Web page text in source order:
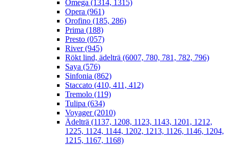
Omega (1314, 1315)
Opera (961)
Orofino (185, 286)
Prima (188)
Presto (057)
River (945)
Rökt lind, ädelträ (6007, 780, 781, 782, 796)
Saya (576)
Sinfonia (862)
Staccato (410, 411, 412)
Tremolo (119)
Tulipa (634)
Voyager (2010)
Ädelträ (1137, 1208, 1123, 1143, 1201, 1212,
1225, 1124, 1144, 1202, 1213, 1126, 1146, 1204,
1215, 1167, 1168)